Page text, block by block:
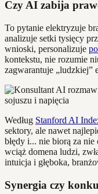
Czy AI zabija
To pytanie elektryzuje
analizuje setki tysięcy
wnioski, personalizuje
kontekstu, nie rozumie
zagwarantuje „ludzkiej”
Według Stanford AI
sektory, ale nawet
błędy i... nie biorą za
wciąż domena ludzi,
intuicja i głęboka,
Synergia czy